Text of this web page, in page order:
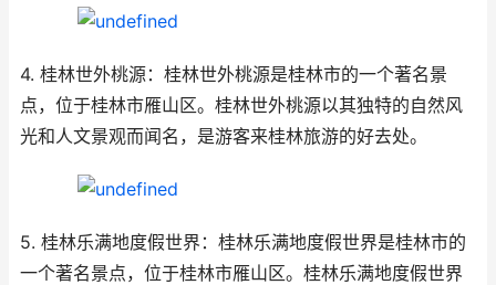
4. 桂林世外桃源：桂林世外桃源是桂林市的一个著名景
点，位于桂林市雁山区。桂林世外桃源以其独特的自然风
光和人文景观而闻名，是游客来桂林旅游的好去处。
5. 桂林乐满地度假世界：桂林乐满地度假世界是桂林市的
一个著名景点，位于桂林市雁山区。桂林乐满地度假世界